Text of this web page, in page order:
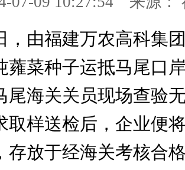
由福建万农高科集团
蕹菜种子运抵马尾口
尾海关关员现场查验
取样送检后，企业便
存放于经海关考核合